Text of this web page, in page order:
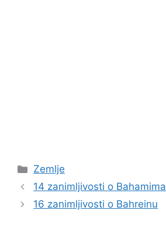
Kategorije
Zemlje
14 zanimljivosti o Bahamima
16 zanimljivosti o Bahreinu